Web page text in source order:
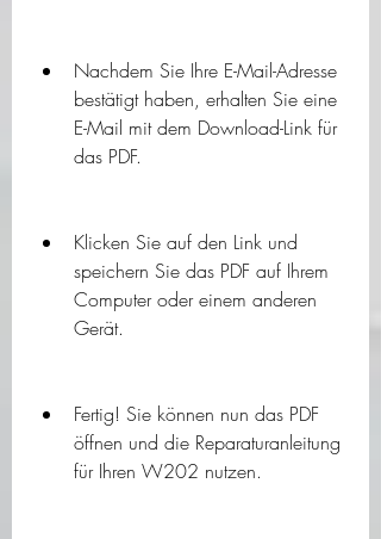
Nachdem Sie Ihre E-Mail-Adresse
bestätigt haben, erhalten Sie eine
E-Mail mit dem Download-Link für
das PDF.
Klicken Sie auf den Link und
speichern Sie das PDF auf Ihrem
Computer oder einem anderen
Gerät.
Fertig! Sie können nun das PDF
öffnen und die Reparaturanleitung
für Ihren W202 nutzen.